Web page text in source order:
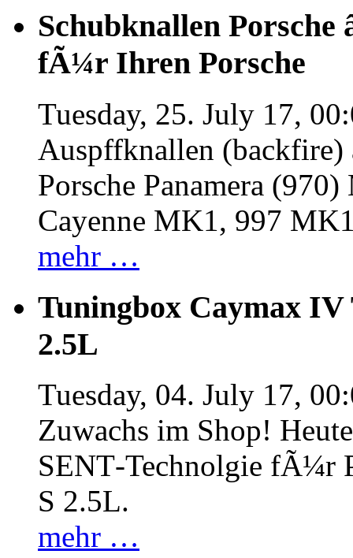
Schubknallen Porsche
fÃ¼r Ihren Porsche
Tuesday, 25. July 17,
Auspffknallen
Porsche Panamera
Cayenne MK1, 997
mehr …
Tuningbox Caymax IV
2.5L
Tuesday, 04. July 17,
Zuwachs im Shop!
SENT‐Technolgie fÃ¼r
S 2.5L.
mehr …